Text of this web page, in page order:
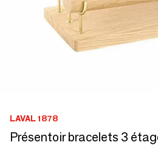
LAVAL 1878
Présentoir bracelets 3